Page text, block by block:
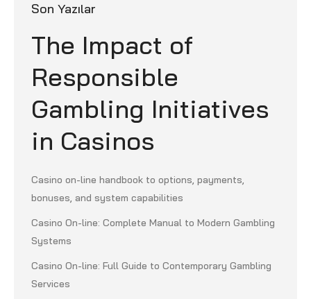
Son Yazılar
The Impact of
Responsible
Gambling Initiatives
in Casinos
Casino on-line handbook to options, payments,
bonuses, and system capabilities
Casino On-line: Complete Manual to Modern Gambling
Systems
Casino On-line: Full Guide to Contemporary Gambling
Services